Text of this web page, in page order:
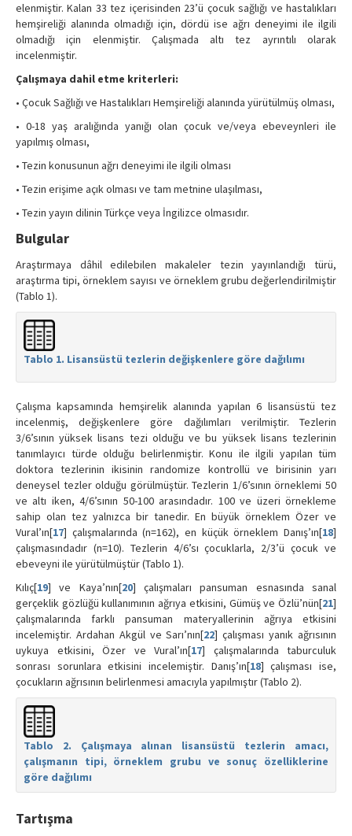
elenmiştir. Kalan 33 tez içerisinden 23’ü çocuk sağlığı ve hastalıkları
hemşireliği alanında olmadığı için, dördü ise ağrı deneyimi ile ilgili
olmadığı için elenmiştir. Çalışmada altı tez ayrıntılı olarak
incelenmiştir.
Çalışmaya dahil etme kriterleri:
• Çocuk Sağlığı ve Hastalıkları Hemşireliği alanında yürütülmüş olması,
• 0-18 yaş aralığında yanığı olan çocuk ve/veya ebeveynleri ile
yapılmış olması,
• Tezin konusunun ağrı deneyimi ile ilgili olması
• Tezin erişime açık olması ve tam metnine ulaşılması,
• Tezin yayın dilinin Türkçe veya İngilizce olmasıdır.
Bulgular
Araştırmaya dâhil edilebilen makaleler tezin yayınlandığı türü,
araştırma tipi, örneklem sayısı ve örneklem grubu değerlendirilmiştir
(Tablo 1).
Tablo 1. Lisansüstü tezlerin değişkenlere göre dağılımı
Çalışma kapsamında hemşirelik alanında yapılan 6 lisansüstü tez
incelenmiş, değişkenlere göre dağılımları verilmiştir. Tezlerin
3/6’sının yüksek lisans tezi olduğu ve bu yüksek lisans tezlerinin
tanımlayıcı türde olduğu belirlenmiştir. Konu ile ilgili yapılan tüm
doktora tezlerinin ikisinin randomize kontrollü ve birisinin yarı
deneysel tezler olduğu görülmüştür. Tezlerin 1/6’sının örneklemi 50
ve altı iken, 4/6’sının 50-100 arasındadır. 100 ve üzeri örnekleme
sahip olan tez yalnızca bir tanedir. En büyük örneklem Özer ve
Vural’ın[17] çalışmalarında (n=162), en küçük örneklem Danış’ın[18]
çalışmasındadır (n=10). Tezlerin 4/6’sı çocuklarla, 2/3’ü çocuk ve
ebeveyni ile yürütülmüştür (Tablo 1).
Kılıç[19] ve Kaya’nın[20] çalışmaları pansuman esnasında sanal
gerçeklik gözlüğü kullanımının ağrıya etkisini, Gümüş ve Özlü’nün[21]
çalışmalarında farklı pansuman materyallerinin ağrıya etkisini
incelemiştir. Ardahan Akgül ve Sarı’nın[22] çalışması yanık ağrısının
uykuya etkisini, Özer ve Vural’ın[17] çalışmalarında taburculuk
sonrası sorunlara etkisini incelemiştir. Danış’ın[18] çalışması ise,
çocukların ağrısının belirlenmesi amacıyla yapılmıştır (Tablo 2).
Tablo 2. Çalışmaya alınan lisansüstü tezlerin amacı,
çalışmanın tipi, örneklem grubu ve sonuç özelliklerine
göre dağılımı
Tartışma